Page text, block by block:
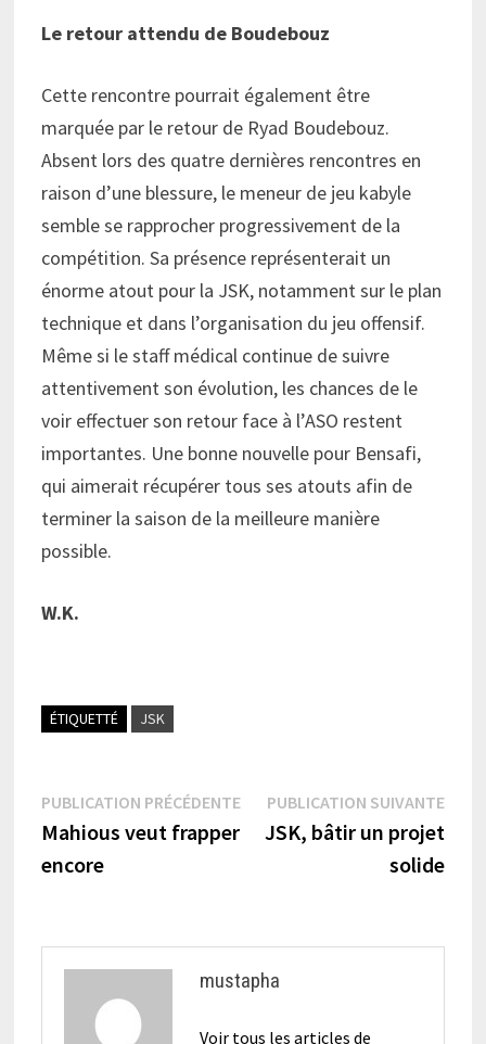
Le retour attendu de Boudebouz
Cette rencontre pourrait également être
marquée par le retour de Ryad Boudebouz.
Absent lors des quatre dernières rencontres en
raison d’une blessure, le meneur de jeu kabyle
semble se rapprocher progressivement de la
compétition. Sa présence représenterait un
énorme atout pour la JSK, notamment sur le plan
technique et dans l’organisation du jeu offensif.
Même si le staff médical continue de suivre
attentivement son évolution, les chances de le
voir effectuer son retour face à l’ASO restent
importantes. Une bonne nouvelle pour Bensafi,
qui aimerait récupérer tous ses atouts afin de
terminer la saison de la meilleure manière
possible.
W.K.
ÉTIQUETTÉ JSK
Navigation
de
PUBLICATION PRÉCÉDENTEPublication
précédente :
Mahious veut frapper
encore
PUBLICATION SUIVANTE
JSK, bâtir un projet
solide
mustapha
Voir tous les articles de